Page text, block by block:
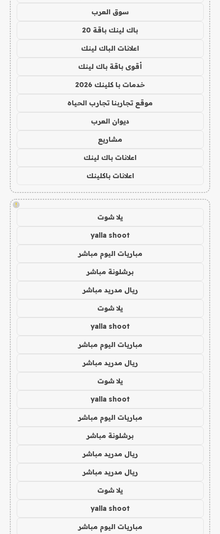
سوق العرب
باك لينك باقة 20
اعلانات الباك لينك
أقوى باقة باك لينك
خدمات با كلينك 2026
موقع تجاربنا تجارب الحياه
ديوان العرب
مشاريع
اعلانات باك لينك
اعلانات باكلينك
!
يلا شوت
yalla shoot
مباريات اليوم مباشر
برشلونة مباشر
ريال مدريد مباشر
يلا شوت
yalla shoot
مباريات اليوم مباشر
ريال مدريد مباشر
يلا شوت
yalla shoot
مباريات اليوم مباشر
برشلونة مباشر
ريال مدريد مباشر
ريال مدريد مباشر
يلا شوت
yalla shoot
مباريات اليوم مباشر